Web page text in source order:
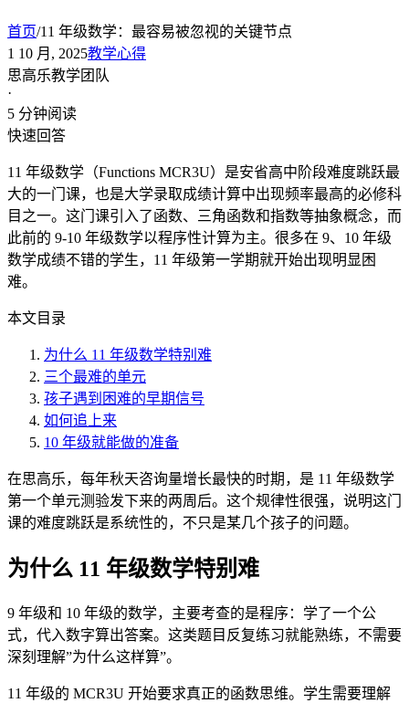
首页/11 年级数学：最容易被忽视的关键节点
1 10 月, 2025教学心得
思高乐教学团队
·
5 分钟阅读
快速回答
11 年级数学（Functions MCR3U）是安省高中阶段难度跳跃最
大的一门课，也是大学录取成绩计算中出现频率最高的必修科
目之一。这门课引入了函数、三角函数和指数等抽象概念，而
此前的 9-10 年级数学以程序性计算为主。很多在 9、10 年级
数学成绩不错的学生，11 年级第一学期就开始出现明显困
难。
本文目录
为什么 11 年级数学特别难
三个最难的单元
孩子遇到困难的早期信号
如何追上来
10 年级就能做的准备
在思高乐，每年秋天咨询量增长最快的时期，是 11 年级数学
第一个单元测验发下来的两周后。这个规律性很强，说明这门
课的难度跳跃是系统性的，不只是某几个孩子的问题。
为什么 11 年级数学特别难
9 年级和 10 年级的数学，主要考查的是程序：学了一个公
式，代入数字算出答案。这类题目反复练习就能熟练，不需要
深刻理解”为什么这样算”。
11 年级的 MCR3U 开始要求真正的函数思维。学生需要理解